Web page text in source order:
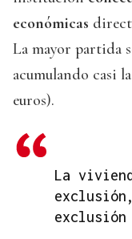
económicas
La mayor partida
acumulando casi
euros).
La